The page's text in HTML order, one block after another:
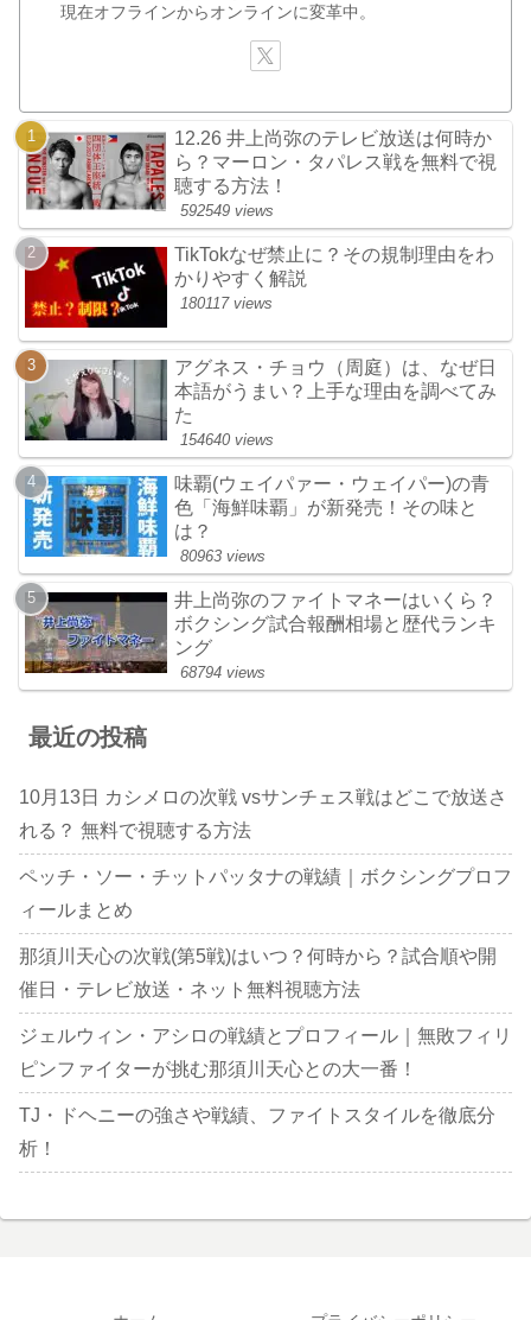
現在オフラインからオンラインに変革中。
12.26 井上尚弥のテレビ放送は何時か
ら？マーロン・タパレス戦を無料で視
聴する方法！
592549 views
TikTokなぜ禁止に？その規制理由をわ
かりやすく解説
180117 views
アグネス・チョウ（周庭）は、なぜ日
本語がうまい？上手な理由を調べてみ
た
154640 views
味覇(ウェイパァー・ウェイパー)の青
色「海鮮味覇」が新発売！その味と
は？
80963 views
井上尚弥のファイトマネーはいくら？
ボクシング試合報酬相場と歴代ランキ
ング
68794 views
最近の投稿
10月13日 カシメロの次戦 vsサンチェス戦はどこで放送さ
れる？ 無料で視聴する方法
ペッチ・ソー・チットパッタナの戦績｜ボクシングプロフ
ィールまとめ
那須川天心の次戦(第5戦)はいつ？何時から？試合順や開
催日・テレビ放送・ネット無料視聴方法
ジェルウィン・アシロの戦績とプロフィール｜無敗フィリ
ピンファイターが挑む那須川天心との大一番！
TJ・ドヘニーの強さや戦績、ファイトスタイルを徹底分
析！